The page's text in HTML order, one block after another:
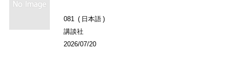
081
日本語
講談社
2026/07/20